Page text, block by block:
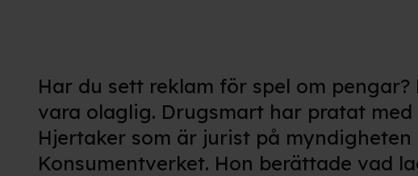
Har du sett reklam för spel om pengar?
vara olaglig. Drugsmart har pratat med
Hjertaker som är jurist på myndigheten
Konsumentverket. Hon berättade vad